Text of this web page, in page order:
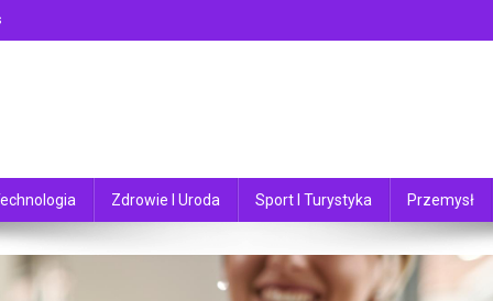
Zdrowie I Uroda Sport I Turystyka Przemysł